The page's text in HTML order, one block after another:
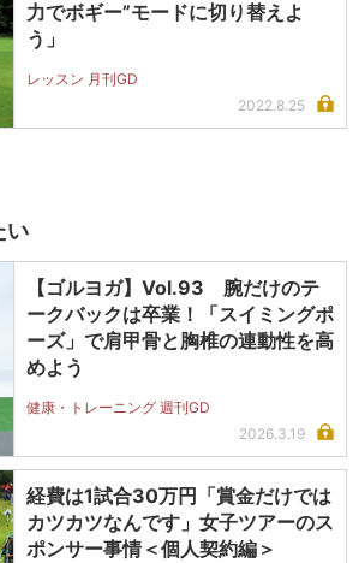
力でボギー”モードに切り替えよ
う」
レッスン 月刊GD
2022.8.25
い
【ゴルヨガ】Vol.93 腕だけのテ
ークバックは卒業！「スイミングポ
ーズ」で肩甲骨と胸椎の連動性を高
めよう
健康・トレーニング 週刊GD
2026.3.19
経費は1試合30万円「賞金だけでは
カツカツなんです」女子ツアーのス
ポンサー事情＜個人契約編＞